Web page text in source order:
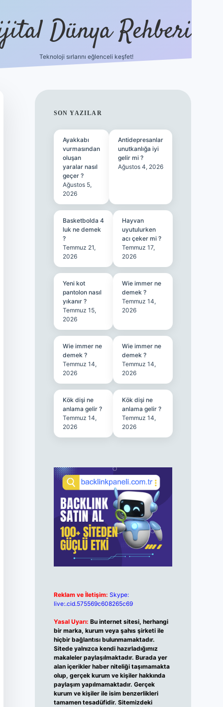
Dünya Rehberi
Teknoloji sırlarını eğlenceli keşfet!
SIDEBAR
SON YAZILAR
Ayakkabı
vurmasından
oluşan
yaralar nasıl
geçer ?
Ağustos 5,
2026
Antidepresanlar
unutkanlığa iyi
gelir mi ?
Ağustos 4, 2026
Basketbolda 4
luk ne demek
?
Temmuz 21,
2026
Hayvan
uyutulurken
acı çeker mi ?
Temmuz 17,
2026
Yeni kot
pantolon nasıl
yıkanır ?
Temmuz 15,
2026
Wie immer ne
demek ?
Temmuz 14,
2026
Wie immer ne
demek ?
Temmuz 14,
2026
Wie immer ne
demek ?
Temmuz 14,
2026
Kök dişi ne
anlama gelir ?
Temmuz 14,
2026
Kök dişi ne
anlama gelir ?
Temmuz 14,
2026
Reklam ve İletişim: Skype:
live:.cid.575569c608265c69
Yasal Uyarı: Bu internet sitesi, herhangi
bir marka, kurum veya şahıs şirketi ile
hiçbir bağlantısı bulunmamaktadır.
Sitede yalnızca kendi hazırladığımız
makaleler paylaşılmaktadır. Burada yer
alan içerikler haber niteliği taşımamakta
olup, gerçek kurum ve kişiler hakkında
paylaşım yapılmamaktadır. Gerçek
kurum ve kişiler ile isim benzerlikleri
tamamen tesadüfidir. Sitemizdeki
tulipbet güncel giriş